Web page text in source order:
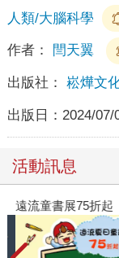
人類/大腦科學
作者： 閆天翼
出版社： 崧燁文
出版日： 2024/07/
活動訊息
遠流童書展75折起